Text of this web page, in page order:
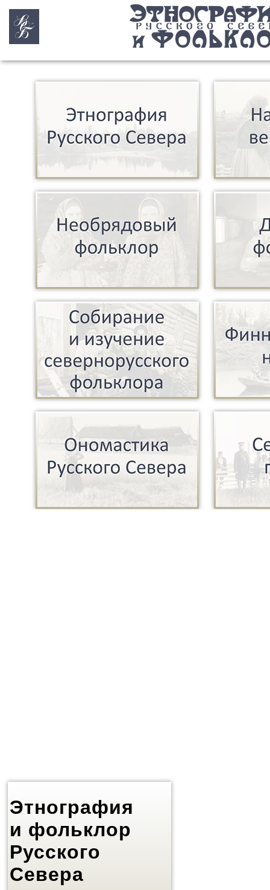
Этнография
и фольклор
Русского
Севера